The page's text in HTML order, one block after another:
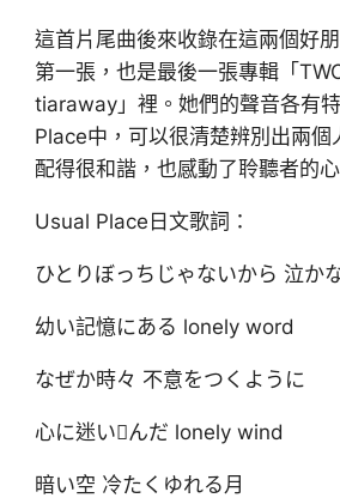
這首片尾曲後來收錄在這兩個好
第一張，也是最後一張專輯「
tiaraway」裡。她們的聲音各有
Place中，可以很清楚辨別出兩個
配得很和諧，也感動了聆聽者的心
Usual Place日文歌詞：
ひとりぼっちじゃないから 泣か
幼い記憶にある lonely word
なぜか時々 不意をつくように
心に迷いんだ lonely wind
暗い空 冷たくゆれる月